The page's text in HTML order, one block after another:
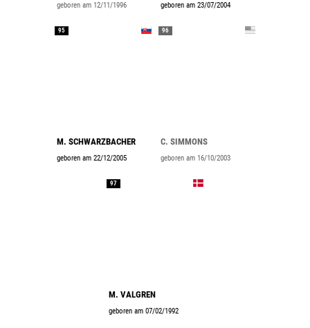
geboren am 12/11/1996 geboren am 23/07/2004
95
M. SCHWARZBACHER
geboren am 22/12/2005
96
C. SIMMONS
geboren am 16/10/2003
97
M. VALGREN
geboren am 07/02/1992